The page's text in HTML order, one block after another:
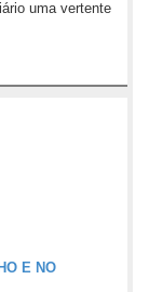
uma vertente
E NO